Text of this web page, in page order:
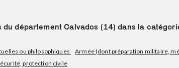
du département Calvados (14) dans la
ou philosophiques Armée (dont préparation militaire,
protection civile